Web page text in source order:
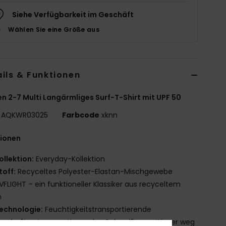
Siehe Verfügbarkeit im Geschäft
Wählen Sie eine Größe aus
& Funktionen
2-7 Multi Langärmliges Surf-T-Shirt mit UPF 50
AQKWR03025 Farbcode xknn
Everyday-Kollektion
Recyceltes Polyester-Elastan-Mischgewebe
– ein funktioneller Klassiker aus recyceltem
Feuchtigkeitstransportierende
transportieren den Schweiß vom Körper weg